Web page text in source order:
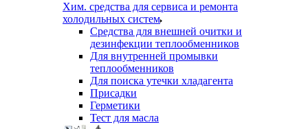
Хим. средства для сервиса и ремонта
холодильных систем
Средства для внешней очитки и
дезинфекции теплообменников
Для внутренней промывки
теплообменников
Для поиска утечки хладагента
Присадки
Герметики
Тест для масла